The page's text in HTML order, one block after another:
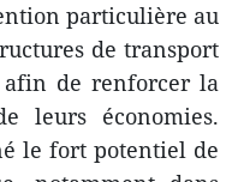
particulière au
de transport
afin de renforcer la
leurs économies.
le fort potentiel de